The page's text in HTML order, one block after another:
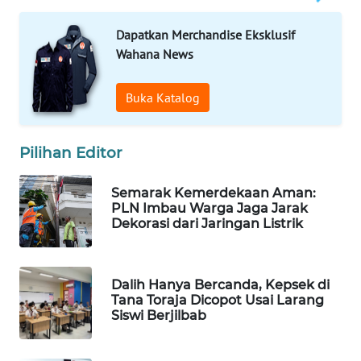
Dapatkan Merchandise Eksklusif
Wahana News
Buka Katalog
Pilihan Editor
Semarak Kemerdekaan Aman:
PLN Imbau Warga Jaga Jarak
Dekorasi dari Jaringan Listrik
Dalih Hanya Bercanda, Kepsek di
Tana Toraja Dicopot Usai Larang
Siswi Berjilbab
MAWAKA
ID
MARTABAT
NET
PLN
MKLI
LPKKI
LKKI
KOPEKLIN